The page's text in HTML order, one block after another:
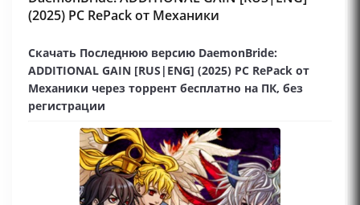
(2025) PC RePack от Механики
Скачать Последнюю версию DaemonBride:
ADDITIONAL GAIN [RUS|ENG] (2025) PC RePack от
Механики через торрент бесплатно на ПК, без
регистрации